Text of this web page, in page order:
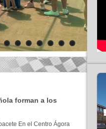
8 9 10 11 12 13 14
forman a los
En el Centro Ágora